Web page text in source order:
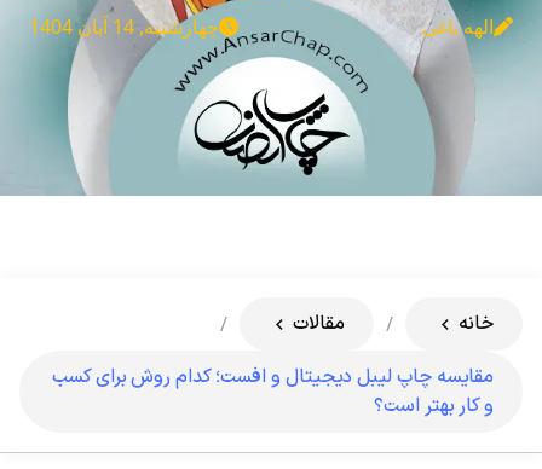
الهه باغی چهارشنبه, 14 آبان 1404
خانه / مقالات /
مقایسه چاپ لیبل دیجیتال و افست؛ کدام روش برای کسب
و کار بهتر است؟